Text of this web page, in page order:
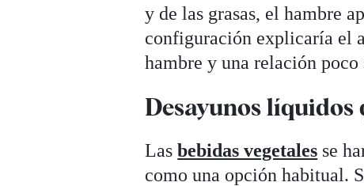
y de las grasas, el hambre
configuración explicaría el
hambre y una relación
Desayunos líquidos
Lasbebidas vegetales se
como una opción habitual.